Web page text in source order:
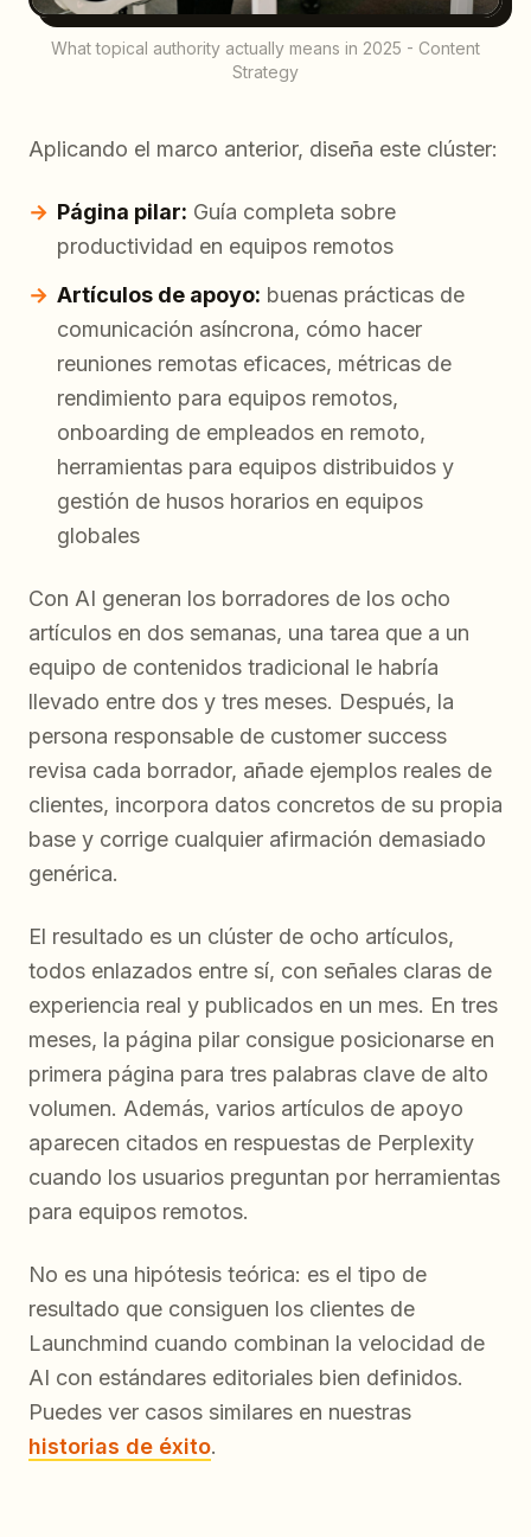
What topical authority actually means in 2025 - Content
Strategy
Aplicando el marco anterior, diseña este clúster:
Página pilar: Guía completa sobre
productividad en equipos remotos
Artículos de apoyo: buenas prácticas de
comunicación asíncrona, cómo hacer
reuniones remotas eficaces, métricas de
rendimiento para equipos remotos,
onboarding de empleados en remoto,
herramientas para equipos distribuidos y
gestión de husos horarios en equipos
globales
Con AI generan los borradores de los ocho
artículos en dos semanas, una tarea que a un
equipo de contenidos tradicional le habría
llevado entre dos y tres meses. Después, la
persona responsable de customer success
revisa cada borrador, añade ejemplos reales de
clientes, incorpora datos concretos de su propia
base y corrige cualquier afirmación demasiado
genérica.
El resultado es un clúster de ocho artículos,
todos enlazados entre sí, con señales claras de
experiencia real y publicados en un mes. En tres
meses, la página pilar consigue posicionarse en
primera página para tres palabras clave de alto
volumen. Además, varios artículos de apoyo
aparecen citados en respuestas de Perplexity
cuando los usuarios preguntan por herramientas
para equipos remotos.
No es una hipótesis teórica: es el tipo de
resultado que consiguen los clientes de
Launchmind cuando combinan la velocidad de
AI con estándares editoriales bien definidos.
Puedes ver casos similares en nuestras
historias de éxito.